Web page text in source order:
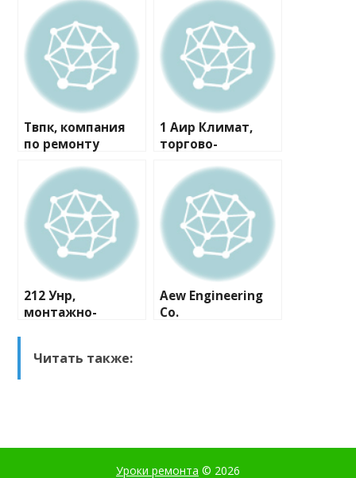
Твпк, компания
по ремонту
1 Аир Климат,
торгово-
компания
212 Унр,
монтажно-
Aew Engineering
Co.
Читать также:
Уроки ремонта © 2026